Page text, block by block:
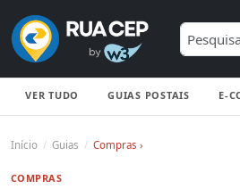
VER TUDO GUIAS POSTAIS E-
Início Guias Compras ›
COMPRAS